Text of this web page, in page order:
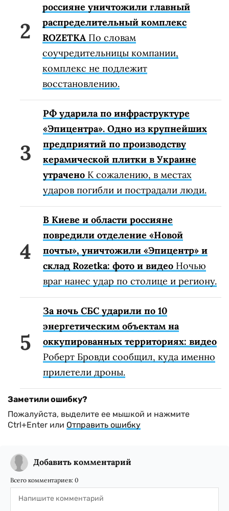
россияне уничтожили главный
распределительный комплекс
ROZETKA По словам
соучредительницы компании,
комплекс не подлежит
восстановлению.
РФ ударила по инфраструктуре
«Эпицентра». Одно из крупнейших
предприятий по производству
керамической плитки в Украине
утрачено К сожалению, в местах
ударов погибли и пострадали люди.
В Киеве и области россияне
повредили отделение «Новой
почты», уничтожили «Эпицентр» и
склад Rozetka: фото и видео Ночью
враг нанес удар по столице и региону.
За ночь СБС ударили по 10
энергетическим объектам на
оккупированных территориях: видео
Роберт Бровди сообщил, куда именно
прилетели дроны.
Заметили ошибку?
Пожалуйста, выделите ее мышкой и нажмите
Ctrl+Enter или Отправить ошибку
Добавить комментарий
Всего комментариев: 0